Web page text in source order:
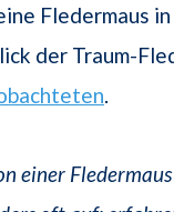
Fledermaus
der Traum-
.
einer